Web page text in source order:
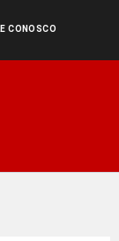
CONOSCO